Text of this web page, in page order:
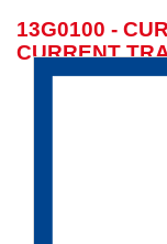
13G0100 -
CURRENT